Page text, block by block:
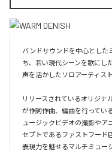
バンドサウンドを中心とした
ち、若い現代シーンを歌にし
声を活かしたソロアーティスト
リリースされているオリジナ
が作詞作曲、編曲を行ってい
ュージックビデオの撮影やア
セプトであるファストフード
表現力を魅せるマルチミュー